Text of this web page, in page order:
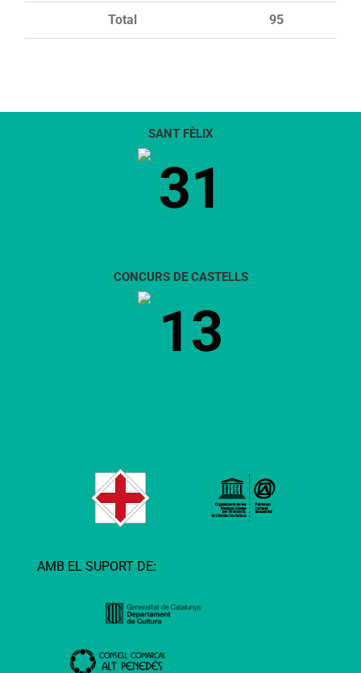
Total 95
SANT FÈLIX
31
CONCURS DE CASTELLS
13
AMB EL SUPORT DE: